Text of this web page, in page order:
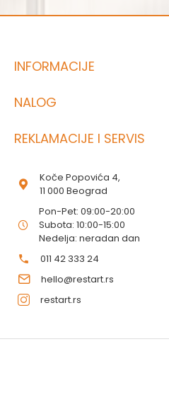
INFORMACIJE
NALOG
REKLAMACIJE I SERVIS
Koče Popovića 4,
11 000 Beograd
Pon-Pet: 09:00-20:00
Subota: 10:00-15:00
Nedelja: neradan dan
011 42 333 24
hello@restart.rs
restart.rs